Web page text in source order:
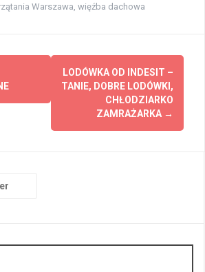
Warszawa więźba dachowa
LODÓWKA OD INDESIT –
TANIE, DOBRE LODÓWKI,
CHŁODZIARKO
ZAMRAŻARKA →